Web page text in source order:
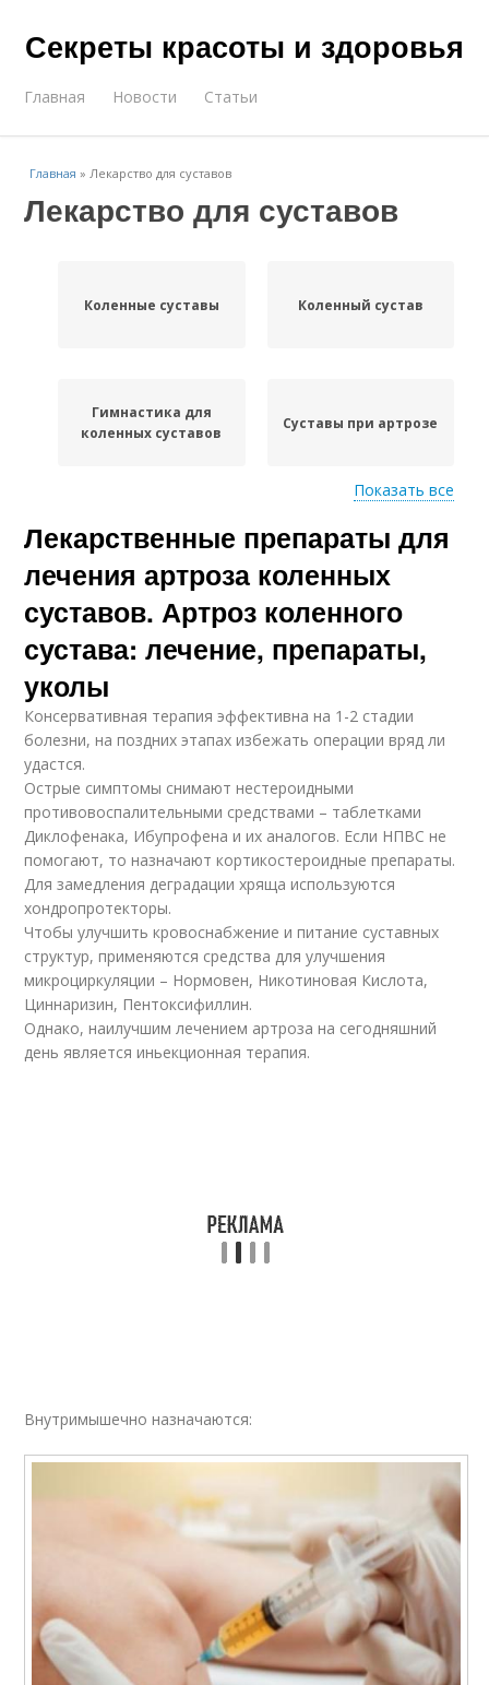
Секреты красоты и здоровья
Главная Новости Статьи
Главная »Лекарство для суставов
Лекарство для суставов
Коленные суставы Коленный сустав
Гимнастика для
коленных суставов
Суставы при артрозе
Немецкое лекарство Лекарство от артроза
Крупные суставы
Препараты для
суставов
Показать все
Лекарственные препараты для
лечения артроза коленных
суставов. Артроз коленного
сустава: лечение, препараты,
уколы
Консервативная терапия эффективна на 1-2 стадии
болезни, на поздних этапах избежать операции вряд ли
удастся.
Острые симптомы снимают нестероидными
противовоспалительными средствами – таблетками
Диклофенака, Ибупрофена и их аналогов. Если НПВС не
помогают, то назначают кортикостероидные препараты.
Для замедления деградации хряща используются
хондропротекторы.
Чтобы улучшить кровоснабжение и питание суставных
структур, применяются средства для улучшения
микроциркуляции – Нормовен, Никотиновая Кислота,
Циннаризин, Пентоксифиллин.
Однако, наилучшим лечением артроза на сегодняшний
день является иньекционная терапия.
Внутримышечно назначаются: